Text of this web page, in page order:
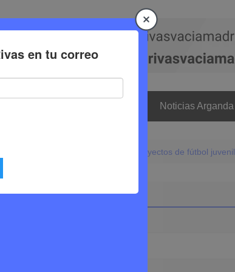
Noticias Arganda
Rivas Vaciamadrid para sus proyectos de fútbol juvenil
y